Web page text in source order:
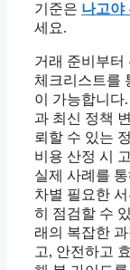
기준은 나고야
세요.
거래 준비부터
체크리스트를
이 가능합니다
과 최신 정책
뢰할 수 있는
비용 산정 시
실제 사례를
차별 필요한
히 점검할 수
래의 복잡한
고, 안전하고